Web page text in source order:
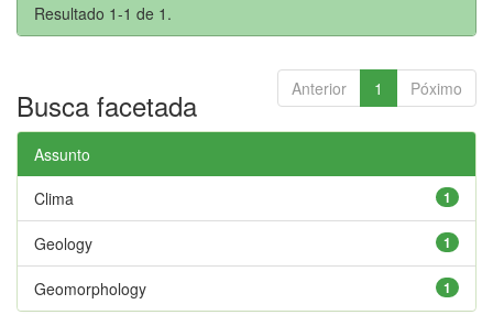
Resultado 1-1 de 1.
Anterior 1 Póximo
Busca facetada
Assunto
1
Clima
1
Geology
1
Geomorphology